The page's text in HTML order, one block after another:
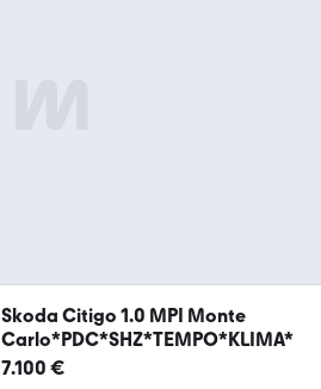
Skoda Citigo 1.0 MPI Monte
Carlo*PDC*SHZ*TEMPO*KLIMA*
7.100 €